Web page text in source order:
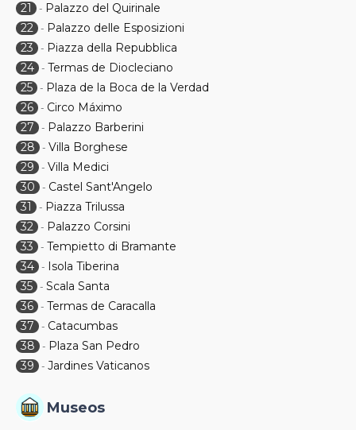
21
- Palazzo del Quirinale
22 - Palazzo delle Esposizioni
23
- Piazza della Repubblica
24 - Termas de Diocleciano
25 - Plaza de la Boca de la Verdad
26 - Circo Máximo
27
- Palazzo Barberini
28
- Villa Borghese
29
- Villa Medici
30
- Castel Sant'Angelo
31
- Piazza Trilussa
32 - Palazzo Corsini
33
- Tempietto di Bramante
34 - Isola Tiberina
35 - Scala Santa
36 - Termas de Caracalla
37
- Catacumbas
38
- Plaza San Pedro
39
- Jardines Vaticanos
Museos